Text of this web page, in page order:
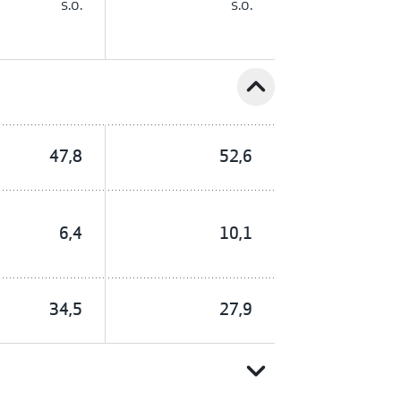
expand_less
47,8 52,6
6,4 10,1
34,5 27,9
expand_more